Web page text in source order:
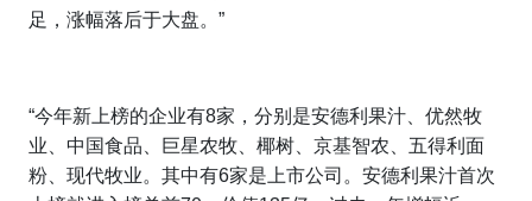
足，涨幅落后于大盘。”
“今年新上榜的企业有8家，分别是安德利果汁、优然牧
业、中国食品、巨星农牧、椰树、京基智农、五得利面
粉、现代牧业。其中有6家是上市公司。安德利果汁首次